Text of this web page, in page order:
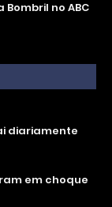
no ABC
diariamente
em choque